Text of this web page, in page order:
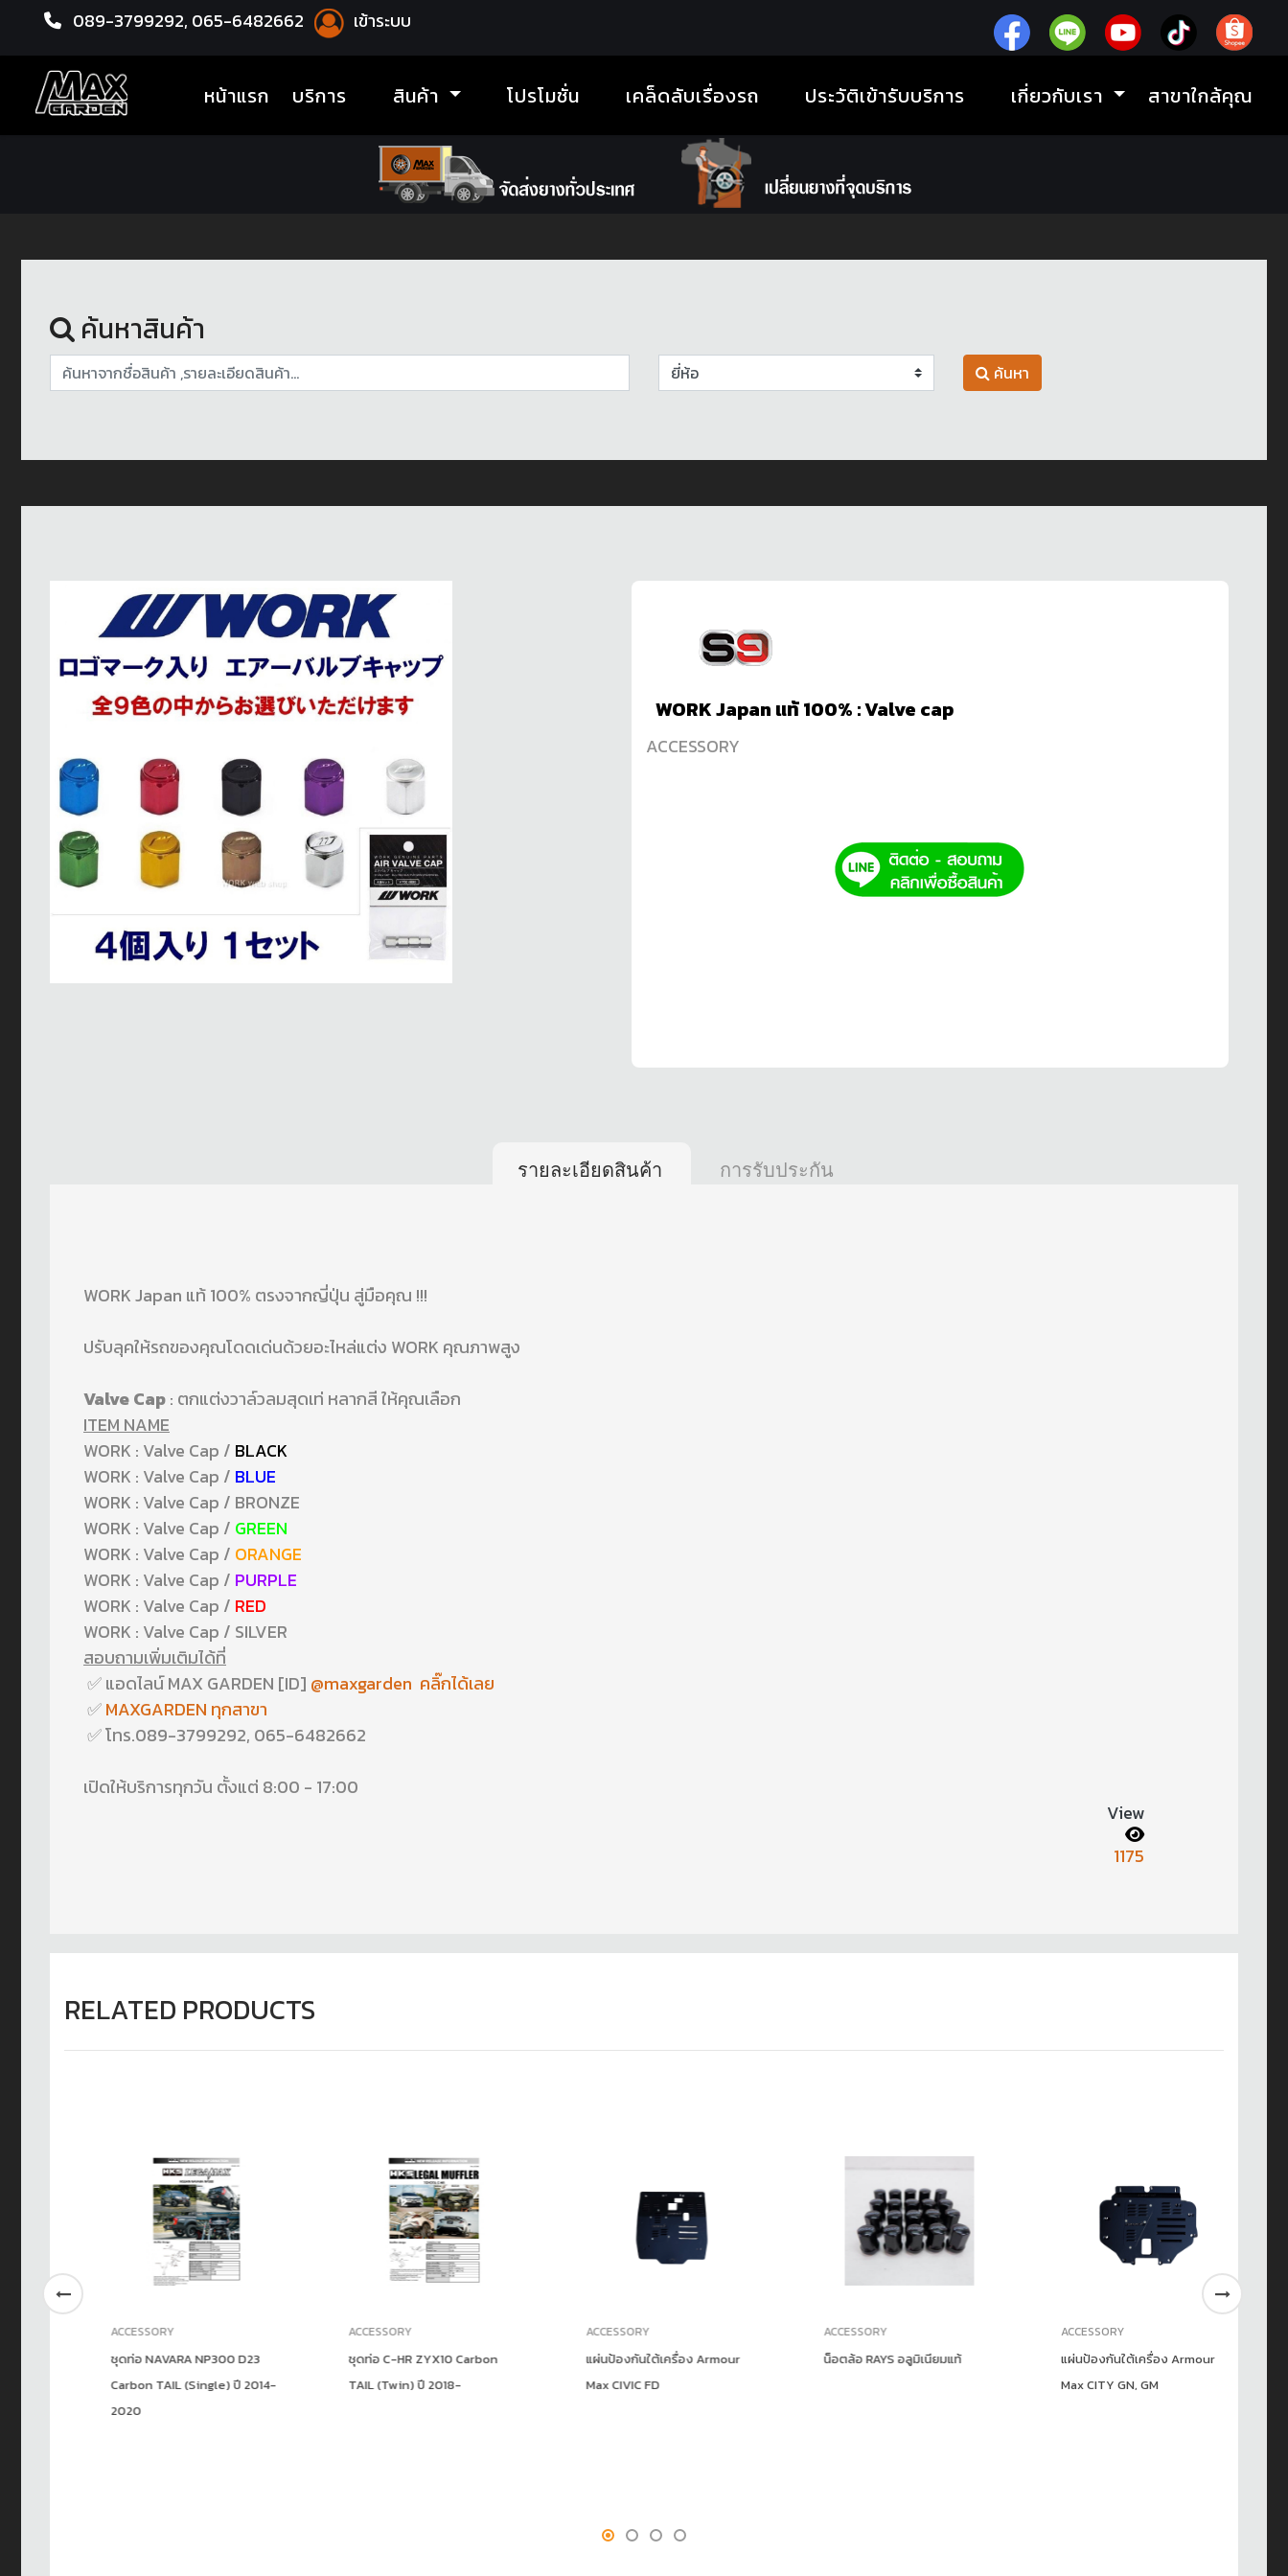
089-3799292, 065-6482662 เข้าระบบ
หน้าแรก(current)
บริการ สินค้า โปรโมชั่น เคล็ดลับเรื่องรถ ประวัติเข้ารับบริการ เกี่ยวกับเรา สาขาใกล้คุณ
หน้าแรก ACCESSORY
ค้นหาสินค้า
ค้นหา
WORK Japan แท้ 100% : Valve cap
ACCESSORY
รายละเอียดสินค้า การรับประกัน
WORK Japan แท้ 100% ตรงจากญี่ปุ่น สู่มือคุณ !!!
ปรับลุคให้รถของคุณโดดเด่นด้วยอะไหล่แต่ง WORK คุณภาพสูง
Valve Cap: ตกแต่งวาล์วลมสุดเท่ หลากสี ให้คุณเลือก
ITEM NAME
WORK : Valve Cap / BLACK
WORK : Valve Cap / BLUE
WORK : Valve Cap / BRONZE
WORK : Valve Cap / GREEN
WORK : Valve Cap / ORANGE
WORK : Valve Cap / PURPLE
WORK : Valve Cap / RED
WORK : Valve Cap / SILVER
สอบถามเพิ่มเติมได้ที่
✅ แอดไลน์ MAX GARDEN [ID] @maxgarden คลิ๊กได้เลย
✅MAXGARDEN ทุกสาขา
✅ โทร.089-3799292, 065-6482662
เปิดให้บริการทุกวัน ตั้งแต่ 8:00 - 17:00
View
1175
RELATED PRODUCTS
ACCESSORY
ชุดท่อ NAVARA NP300 D23
Carbon TAIL (Single) ปี 2014-
2020
ACCESSORY
ชุดท่อ C-HR ZYX10 Carbon
TAIL (Twin) ปี 2018-
ACCESSORY
แผ่นป้องกันใต้เครื่อง Armour
Max CIVIC FD
ACCESSORY
น็อตล้อ RAYS อลูมิเนียมแท้
ACCESSORY
แผ่นป้องกันใต้เครื่อง Armour
Max CITY GN, GM